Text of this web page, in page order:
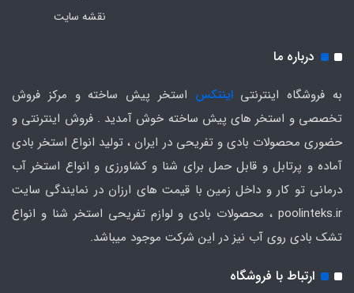
نقشه سایت
درباره ما
به فروشگاه اینترنتیاینتکس استخر پیش ساخته و مرکز فروش
تخصصی و استخر های پیش ساخته خوش آمدید . فروش اینترنتی و
حضوری محصولات بادی و تفریحی در ایران ، تولید انواع استخر بادی
آماده و پرتابل و قابل حمل برای شنا و کشاورزی و انواع استخر آب
درمانی تو کار و داخل زمین با قیمت های ارزان در نمایندگی سایت
poolinteks.ir ، محصولات بادی و لوازم تفریحی استخر شنا و انواع
تشک بادی روی آب نیز در این شرکت موجود میباشد.
ارتباط با فروشگاه